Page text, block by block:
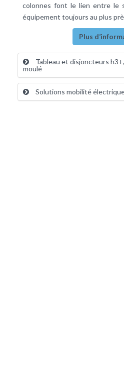
colonnes font le lien entre le
équipement toujours au plus
Plus
Tableau et disjoncteurs
moulé
Solutions mobilité